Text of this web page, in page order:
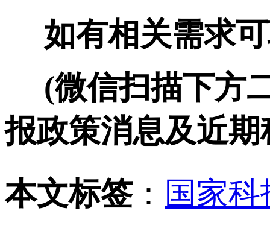
如有相关需求可
(微信扫描下方
报政策消息及近
本文标签： 国家